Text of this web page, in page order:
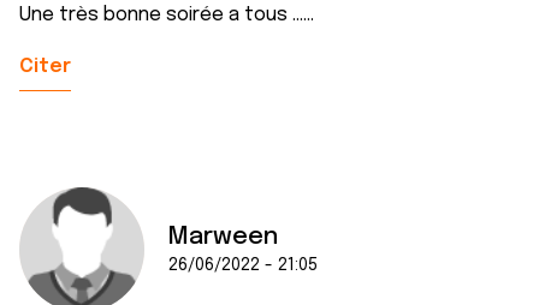
Une très bonne soirée a tous ......
Citer
Marween
26/06/2022 - 21:05